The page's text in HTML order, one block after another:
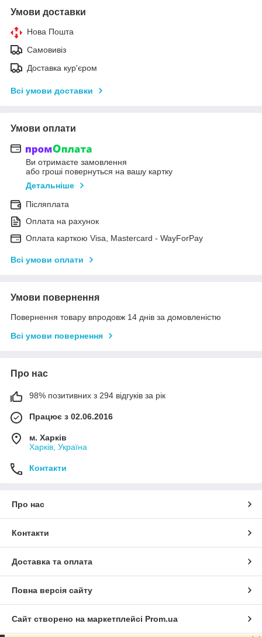
Умови доставки
Нова Пошта
Самовивіз
Доставка кур'єром
Всі умови доставки
Умови оплати
Ви отримаєте замовлення
або гроші повернуться на вашу картку
Детальніше
Післяплата
Оплата на рахунок
Оплата карткою Visa, Mastercard - WayForPay
Всі умови оплати
Умови повернення
Повернення товару впродовж 14 днів за домовленістю
Всі умови повернення
Про нас
98% позитивних з 294 відгуків за рік
Працює з 02.06.2016
м. Харків
Харків, Україна
Контакти
Про нас
Контакти
Доставка та оплата
Повна версія сайту
Сайт створено на маркетплейсі Prom.ua